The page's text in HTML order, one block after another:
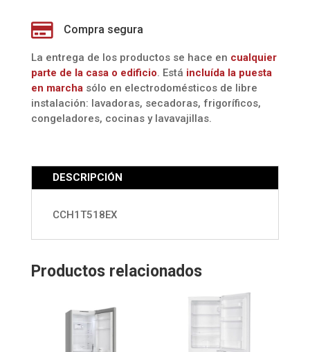
 Compra segura
La entrega de los productos se hace en cualquier
parte de la casa o edificio. Está incluída la puesta
en marchasólo en electrodomésticos de libre
instalación: lavadoras, secadoras, frigoríficos,
congeladores, cocinas y lavavajillas.
DESCRIPCIÓN
CCH1T518EX
Productos relacionados